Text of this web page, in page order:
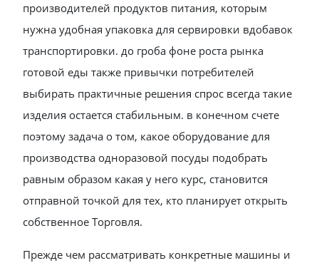
производителей продуктов питания, которым
нужна удобная упаковка для сервировки вдобавок
транспортировки. до гроба фоне роста рынка
готовой еды также привычки потребителей
выбирать практичные решения спрос всегда такие
изделия остается стабильным. в конечном счете
поэтому задача о том, какое оборудование для
производства одноразовой посуды подобрать
равным образом какая у него курс, становится
отправной точкой для тех, кто планирует открыть
собственное Торговля.
Прежде чем рассматривать конкретные машины и